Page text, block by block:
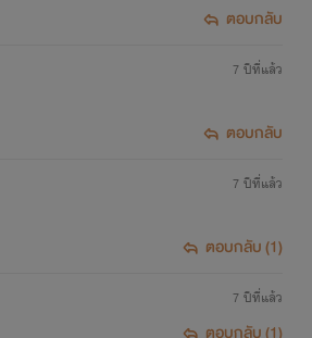
อเจ้อ เลยลองๆเขียนดู
ตอบกลับ
7 ปีที่แล้ว
ตอบกลับ
7 ปีที่แล้ว
ตอบกลับ (1)
7 ปีที่แล้ว